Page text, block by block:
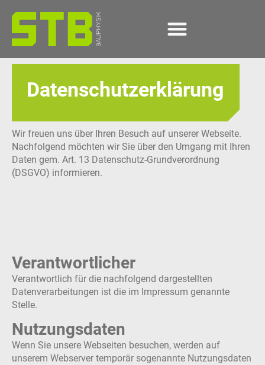
Datenschutz­erklärung
Wir freuen uns über Ihren Besuch auf unserer Webseite.
Nachfolgend möchten wir Sie über den Umgang mit Ihren
Daten gem. Art. 13 Datenschutz-Grundverordnung
(DSGVO) informieren.
Verantwortlicher
Verantwortlich für die nachfolgend dargestellten
Datenverarbeitungen ist die im Impressum genannte
Stelle.
Nutzungsdaten
Wenn Sie unsere Webseiten besuchen, werden auf
unserem Webserver temporär sogenannte Nutzungsdaten